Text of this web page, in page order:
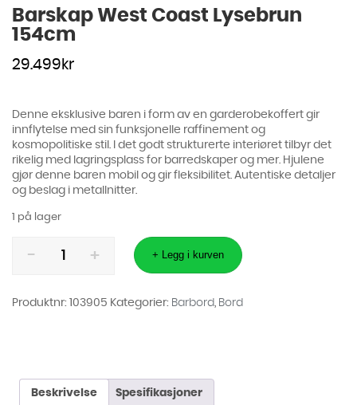
Barskap West Coast Lysebrun
154cm
29.499 kr
Denne eksklusive baren i form av en garderobekoffert gir
innflytelse med sin funksjonelle raffinement og
kosmopolitiske stil. I det godt strukturerte interiøret tilbyr det
rikelig med lagringsplass for barredskaper og mer. Hjulene
gjør denne baren mobil og gir fleksibilitet. Autentiske detaljer
og beslag i metallnitter.
1 på lager
West
antall
+ Legg i kurven
Produktnr: 103905 Kategorier: Barbord, Bord
Beskrivelse Spesifikasjoner